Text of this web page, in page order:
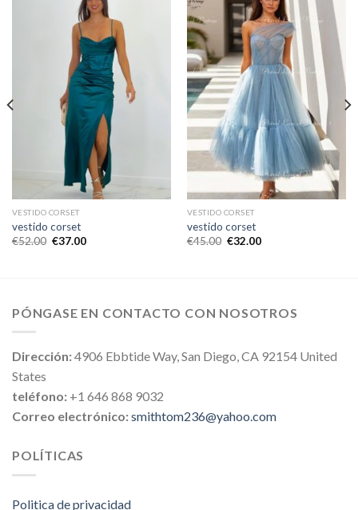
VESTIDO CORSET
vestido corset
€52.00 €37.00
VESTIDO CORSET
vestido corset
€45.00 €32.00
PÓNGASE EN CONTACTO CON NOSOTROS
Dirección:4906 Ebbtide Way, San Diego, CA 92154 United
States
teléfono: +1 646 868 9032
Correo electrónico:smithtom236@yahoo.com
POLÍTICAS
Politica de privacidad